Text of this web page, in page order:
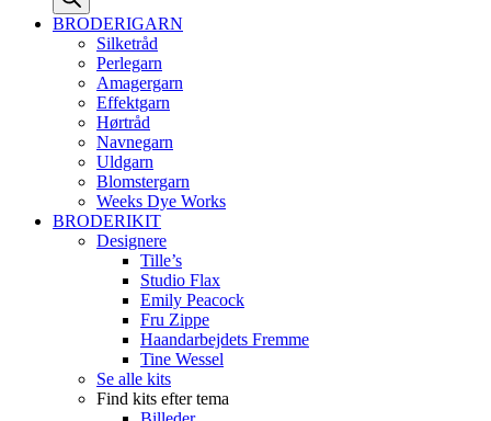
BRODERIGARN
Silketråd
Perlegarn
Amagergarn
Effektgarn
Hørtråd
Navnegarn
Uldgarn
Blomstergarn
Weeks Dye Works
BRODERIKIT
Designere
Tille’s
Studio Flax
Emily Peacock
Fru Zippe
Haandarbejdets Fremme
Tine Wessel
Se alle kits
Find kits efter tema